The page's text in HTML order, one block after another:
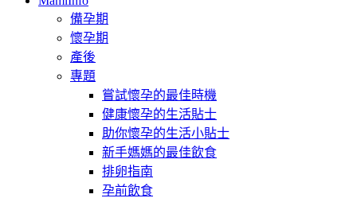
備孕期
懷孕期
產後
專題
嘗試懷孕的最佳時機
健康懷孕的生活貼士
助你懷孕的生活小貼士
新手媽媽的最佳飲食
排卵指南
孕前飲食